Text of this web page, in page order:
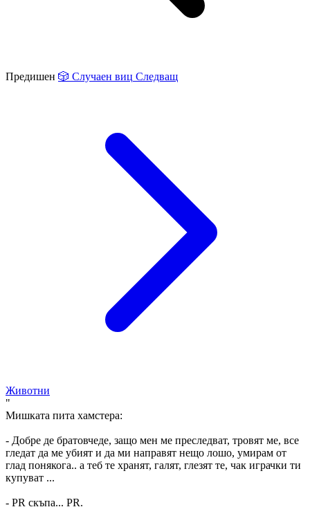
Предишен 🎲 Случаен виц Следващ
Животни
"
Мишката пита хамстера:
- Добре де братовчеде, защо мен ме преследват, тровят ме, все
гледат да ме убият и да ми направят нещо лошо, умирам от
глад понякога.. а теб те хранят, галят, глезят те, чак играчки ти
купуват ...
- PR скъпа... PR.